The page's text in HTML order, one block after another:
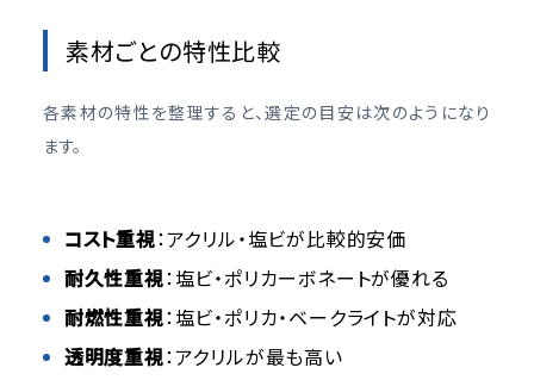
素材ごとの特性比較
各素材の特性を整理すると、選定の目安は次のようになり
ます。
コスト重視：アクリル・塩ビが比較的安価
耐久性重視：塩ビ・ポリカーボネートが優れる
耐燃性重視：塩ビ・ポリカ・ベークライトが対応
透明度重視：アクリルが最も高い